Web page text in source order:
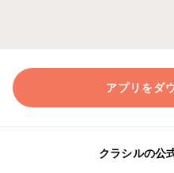
アプリをダ
クラシルの公